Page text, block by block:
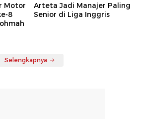
Motor
8
Arteta Jadi Manajer Paling
Senior di Liga Inggris
Selengkapnya